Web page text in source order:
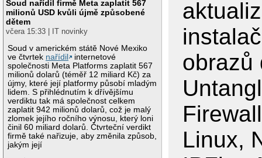
Soud nařídil firmě Meta zaplatit 567
milionů USD kvůli újmě způsobené
dětem
včera 15:33 | IT novinky
Soud v americkém státě Nové Mexiko
ve čtvrtek nařídil
internetové
společnosti Meta Platforms zaplatit 567
milionů dolarů (téměř 12 miliard Kč) za
újmy, které její platformy působí mladým
lidem. S přihlédnutím k dřívějšímu
verdiktu tak má společnost celkem
zaplatit 942 milionů dolarů, což je malý
zlomek jejího ročního výnosu, který loni
činil 60 miliard dolarů. Čtvrteční verdikt
firmě také nařizuje, aby změnila způsob,
jakým její
obrazů
Linux,